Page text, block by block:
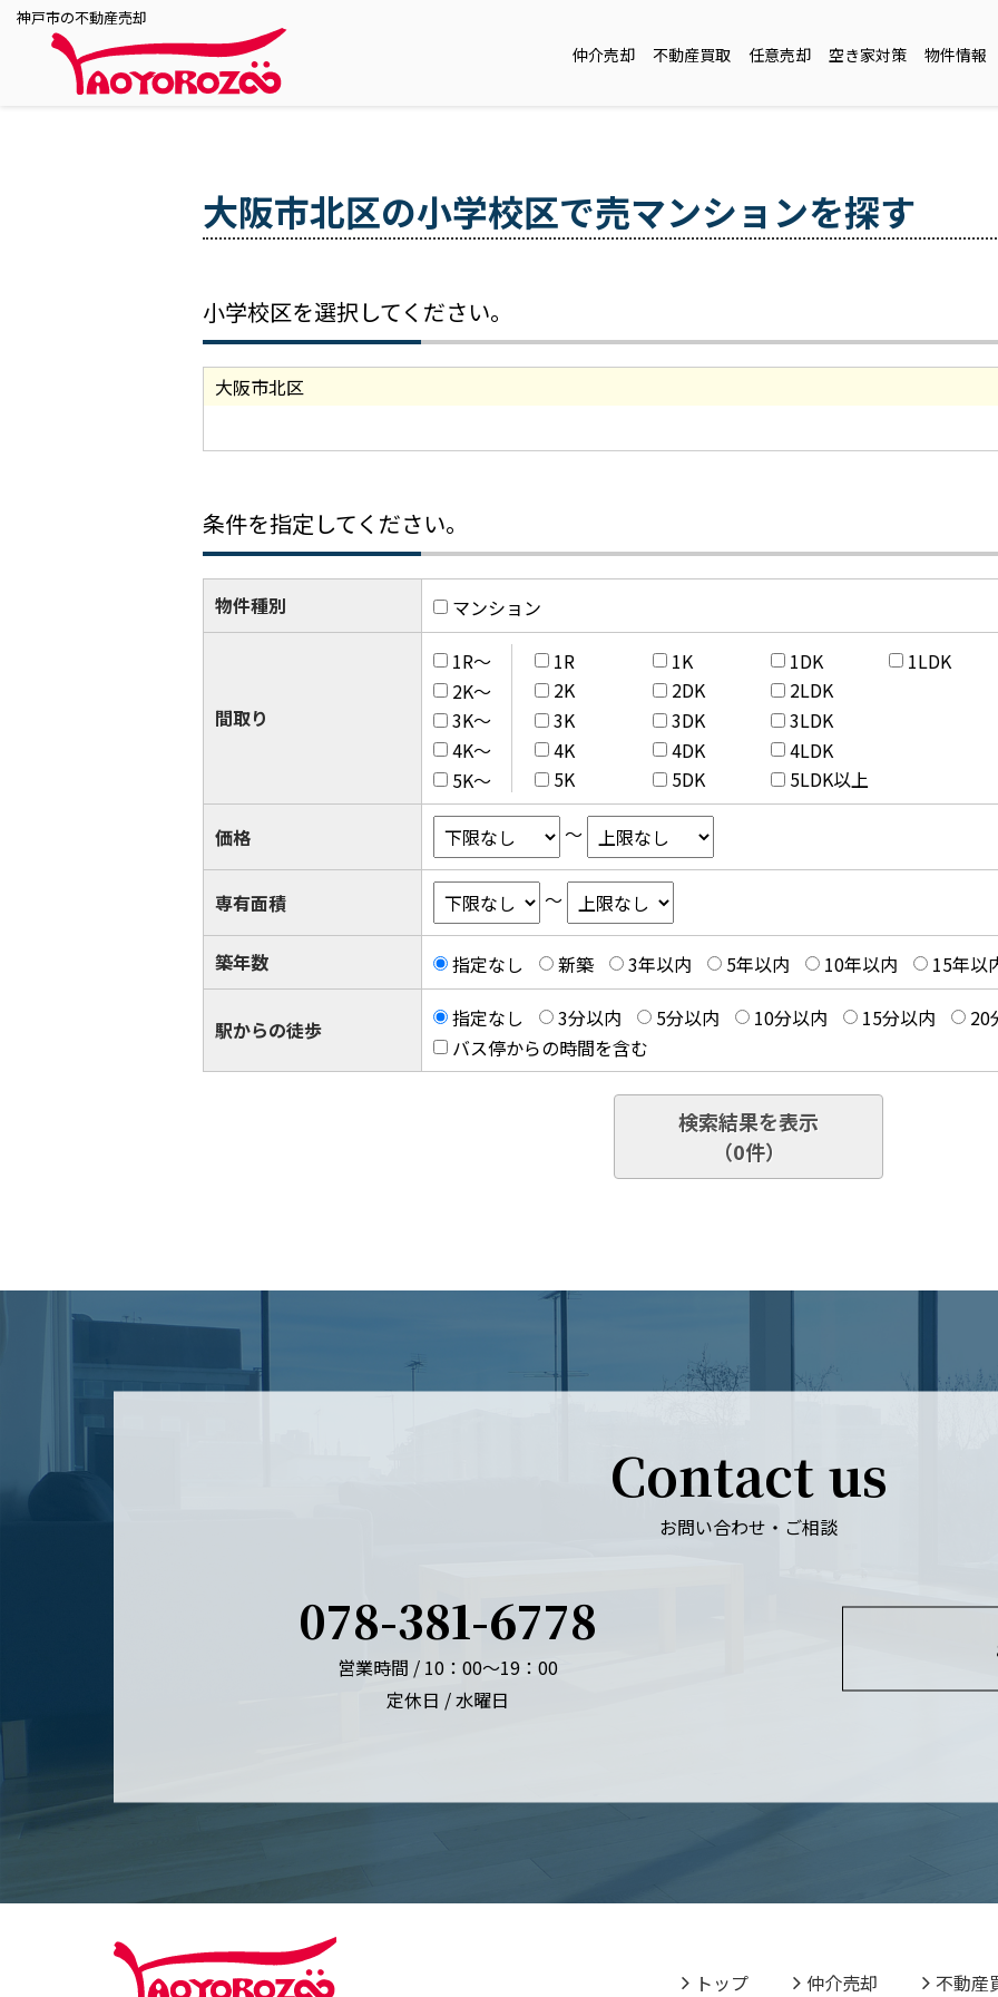
神戸市の不動産売却
仲介売却 不動産買取 任意売却 空き家対策 物件情報
大阪市北区の小学校区で売マンションを探す
小学校区を選択してください。
大阪市北区
条件を指定してください。
物件種別 マンション
間取り
1R～
2K～
3K～
4K～
5K～
1R 1K 1DK
1LDK
2K
2DK
2LDK
3K
3DK
3LDK
4K
4DK
4LDK
5K
5DK 5LDK以上
価格 ～
専有面積 ～
築年数 指定なし 新築 3年以内 5年以内 10年以内 15年以
駅からの徒歩 指定なし 3分以内 5分以内 10分以内 15分以内
20
バス停からの時間を含む
検索結果を表示
（0件）
Contact us
お問い合わせ・ご相談
078-381-6778
営業時間 / 10：00～19：00
定休日 / 水曜日
トップ 仲介売却 不動産